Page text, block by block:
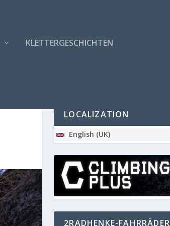
KLETTERGESCHICHTEN
LOCALIZATION
English (UK)
2RADHENKE-FAHRRÄDER